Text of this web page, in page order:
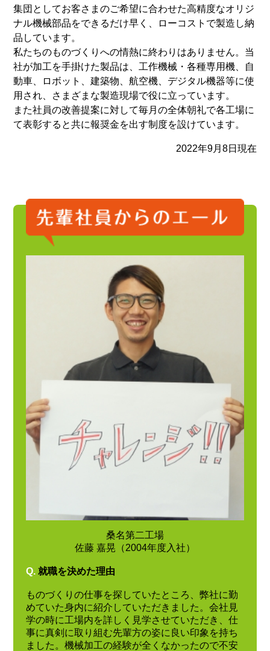
集団としてお客さまのご希望に合わせた高精度なオリジ
ナル機械部品をできるだけ早く、ローコストで製造し納
品しています。
私たちのものづくりへの情熱に終わりはありません。当
社が加工を手掛けた製品は、工作機械・各種専用機、自
動車、ロボット、建築物、航空機、デジタル機器等に使
用され、さまざまな製造現場で役に立っています。
また社員の改善提案に対して毎月の全体朝礼で各工場に
て表彰すると共に報奨金を出す制度を設けています。
2022年9月8日現在
桑名第二工場
佐藤 嘉晃（2004年度入社）
Q. 就職を決めた理由
ものづくりの仕事を探していたところ、弊社に勤
めていた身内に紹介していただきました。会社見
学の時に工場内を詳しく見学させていただき、仕
事に真剣に取り組む先輩方の姿に良い印象を持ち
ました。機械加工の経験が全くなかったので不安